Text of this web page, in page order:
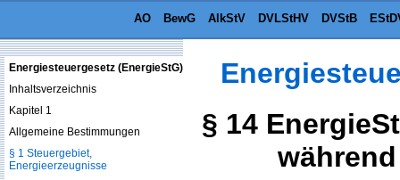
AO BewG AlkStV DVLStHV DVStB
§ 14
Energiesteuergesetz (EnergieStG)
Inhaltsverzeichnis
Kapitel 1
Allgemeine Bestimmungen
§ 1 Steuergebiet,
Energieerzeugnisse